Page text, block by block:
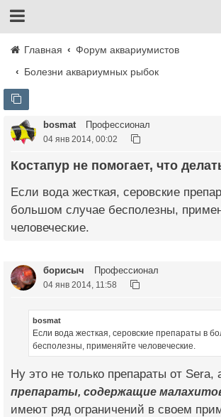
Главная
Форум аквариумистов
Болезни аквариумных рыбок
bosmat Профессионал
04 янв 2014, 00:02
Костапур не помогает, что
Если вода жесткая, серовские
большом случае бесполезны,
человеческие.
борисыч Профессионал
04 янв 2014, 11:58
bosmat
Если вода жесткая, серовские препараты в
бесполезны, применяйте человеческие.
Ну это не только препараты от Sera,
препараты, содержащие
имеют ряд ограничений в своем